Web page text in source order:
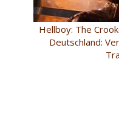
Hellboy: The
Deutschland: